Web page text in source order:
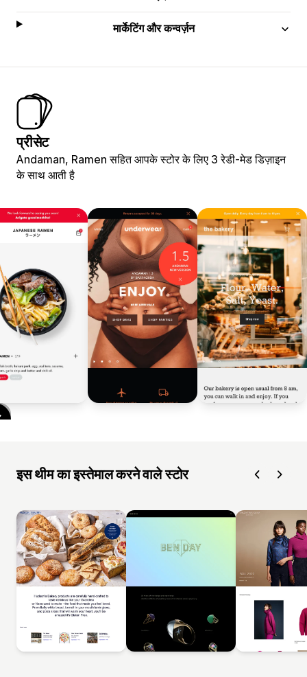
मार्केटिंग और कन्वर्ज़न
प्रीसेट
Andaman, Ramen सहित आपके स्टोर के लिए 3 रेडी-मेड डिज़ाइन
के साथ आती है
इस थीम का इस्तेमाल करने वाले स्टोर